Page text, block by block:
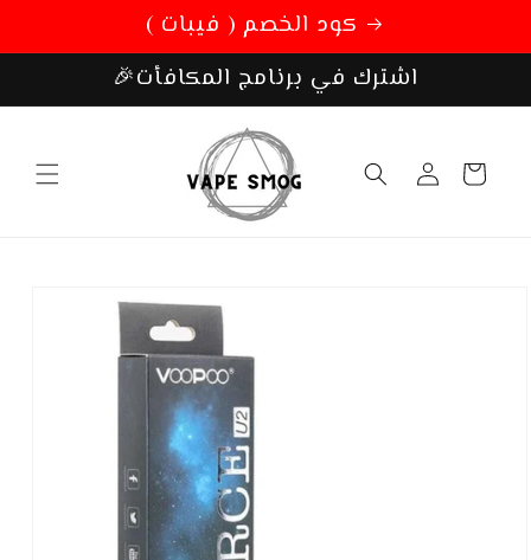
المحتوى
كود الخصم ( فيبات )
🎉اشترك في برنامج المكافأت
تسجيل
الدخول
عربة
التسوق